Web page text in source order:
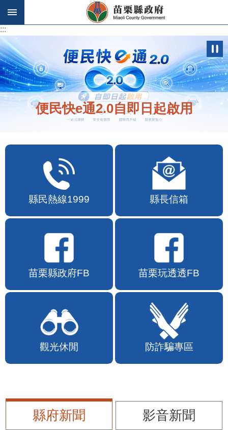
跳到主要內容區塊
:::
:::
便民快e通2.0自即日起啟用
縣民熱線1999 縣長信箱
苗栗縣政府FB 苗栗玩透透FB
觀光休閒 防詐騙專區
縣府新聞
影音新聞